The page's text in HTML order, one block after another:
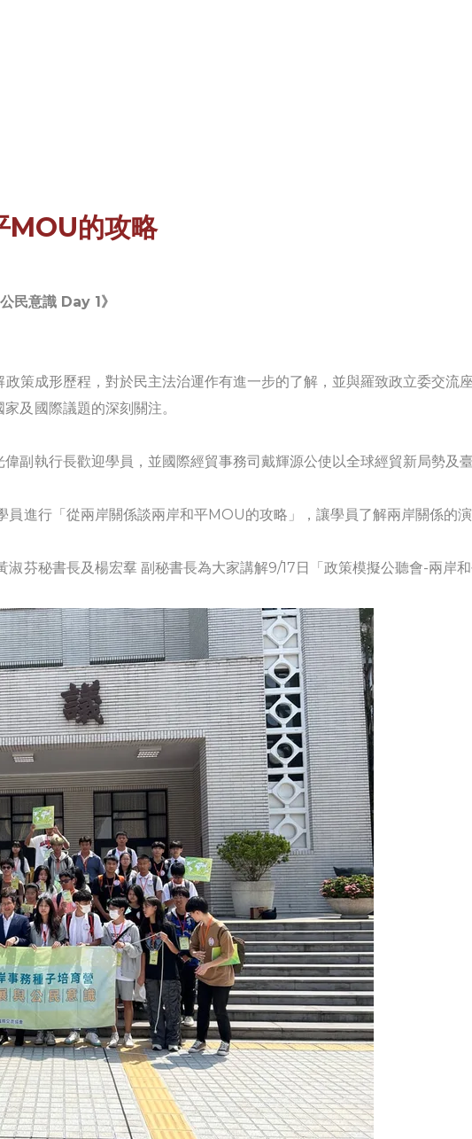
MOU的攻略
民意識 Day 1》
策成形歷程，對於民主法治運作有進一步的了解，並與羅致政立委交流
及國際議題的深刻關注。
副執行長歡迎學員，並國際經貿事務司戴輝源公使以全球經貿新局勢及
進行「從兩岸關係談兩岸和平MOU的攻略」，讓學員了解兩岸關係的
淑芬秘書長及楊宏羣 副秘書長為大家講解9/17日「政策模擬公聽會-兩岸